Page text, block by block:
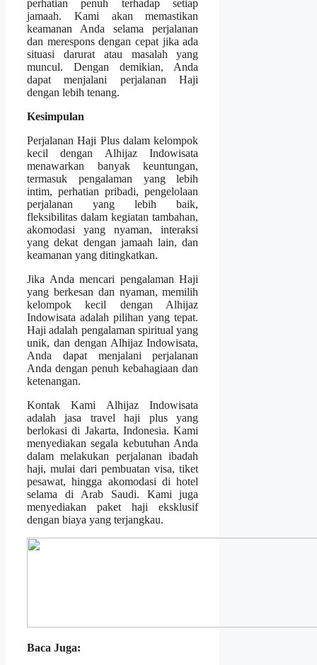
perhatian penuh terhadap setiap
jamaah. Kami akan memastikan
keamanan Anda selama perjalanan
dan merespons dengan cepat jika ada
situasi darurat atau masalah yang
muncul. Dengan demikian, Anda
dapat menjalani perjalanan Haji
dengan lebih tenang.
Kesimpulan
Perjalanan Haji Plus dalam kelompok
kecil dengan Alhijaz Indowisata
menawarkan banyak keuntungan,
termasuk pengalaman yang lebih
intim, perhatian pribadi, pengelolaan
perjalanan yang lebih baik,
fleksibilitas dalam kegiatan tambahan,
akomodasi yang nyaman, interaksi
yang dekat dengan jamaah lain, dan
keamanan yang ditingkatkan.
Jika Anda mencari pengalaman Haji
yang berkesan dan nyaman, memilih
kelompok kecil dengan Alhijaz
Indowisata adalah pilihan yang tepat.
Haji adalah pengalaman spiritual yang
unik, dan dengan Alhijaz Indowisata,
Anda dapat menjalani perjalanan
Anda dengan penuh kebahagiaan dan
ketenangan.
Kontak Kami Alhijaz Indowisata
adalah jasa travel haji plus yang
berlokasi di Jakarta, Indonesia. Kami
menyediakan segala kebutuhan Anda
dalam melakukan perjalanan ibadah
haji, mulai dari pembuatan visa, tiket
pesawat, hingga akomodasi di hotel
selama di Arab Saudi. Kami juga
menyediakan paket haji eksklusif
dengan biaya yang terjangkau.
Baca Juga: